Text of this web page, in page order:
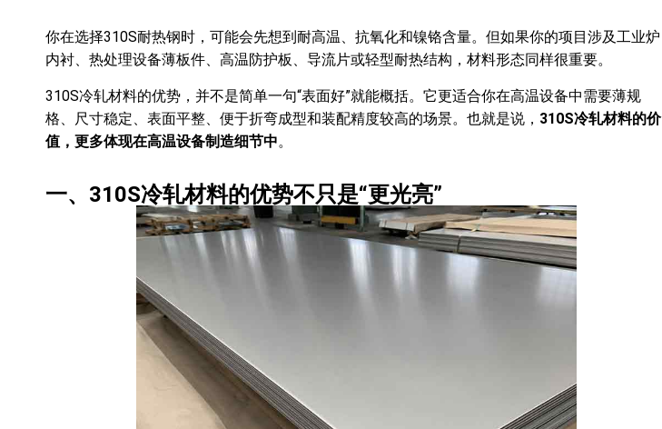
你在选择310S耐热钢时，可能会先想到耐高温、抗氧化和镍铬含量。但如果你的项目涉及工业炉
内衬、热处理设备薄板件、高温防护板、导流片或轻型耐热结构，材料形态同样很重要。
310S冷轧材料的优势，并不是简单一句“表面好”就能概括。它更适合你在高温设备中需要薄规
格、尺寸稳定、表面平整、便于折弯成型和装配精度较高的场景。也就是说， 310S冷轧材料的价
值，更多体现在高温设备制造细节中。
一、310S冷轧材料的优势不只是“更光亮”